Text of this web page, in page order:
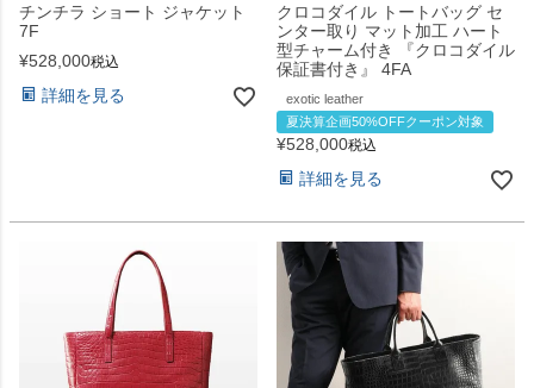
チンチラ ショート ジャケット
7F
¥528,000税込
詳細を見る
クロコダイル トートバッグ セ
ンター取り マット加工 ハート
型チャーム付き 『クロコダイル
保証書付き』 4FA
exotic leather
夏決算企画50%OFFクーポン対象
¥528,000税込
詳細を見る